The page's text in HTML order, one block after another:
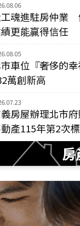
新北市永和區環
115年07月 成交
央央
115年
小西華
115 年07月 成交
捷豹
台北市中山區長
115年07月 成交
十泉十美
台北市北投區光明
年 07月 成交
魂進駐房仲業
更能贏得信任
車位『奢侈的
萬創新高
房屋辦理北市
產115年第2次
房